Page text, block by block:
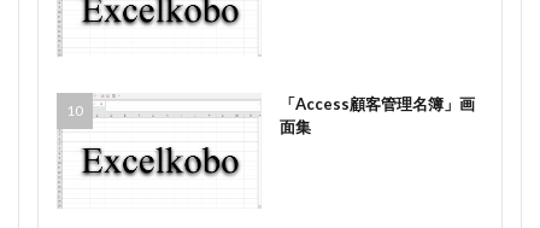
「Access顧客管理名簿」画
面集